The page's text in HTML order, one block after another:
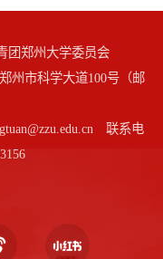
团郑州大学委员会
州市科学大道100号（邮
联系电